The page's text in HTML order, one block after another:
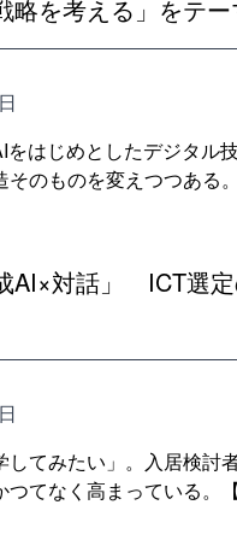
を考える」をテ
をはじめとしたデジタル
そのものを変えつつある
AI×対話」 ICT選
してみたい」。入居検討
つてなく高まっている。